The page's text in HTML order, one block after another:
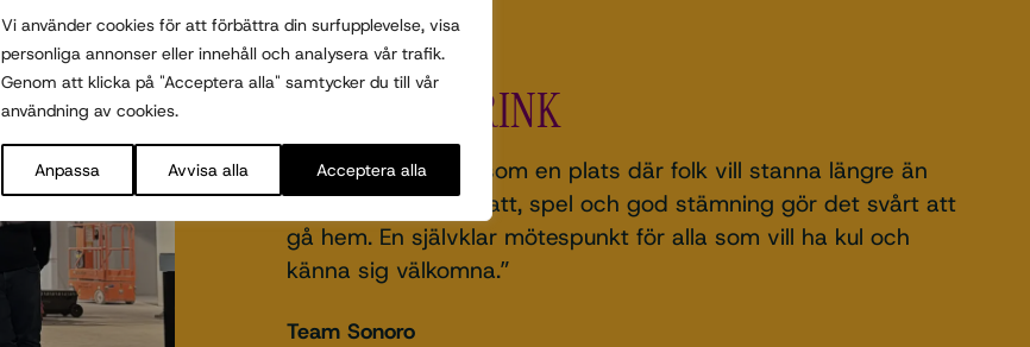
Vi använder cookies för att förbättra din surfupplevelse, visa
personliga annonser eller innehåll och analysera vår trafik.
Genom att klicka på "Acceptera alla" samtycker du till vår
användning av cookies.
Anpassa Avvisa alla Acceptera alla
Välkommen till Sonoro
EAT PLAY DRINK
“Vi skapar Sonoro som en plats där folk vill stanna längre än
de tänkt — där skratt, spel och god stämning gör det svårt att
gå hem. En självklar mötespunkt för alla som vill ha kul och
känna sig välkomna.”
Team Sonoro